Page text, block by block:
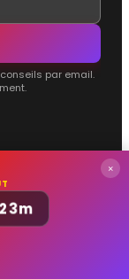
×
par email.